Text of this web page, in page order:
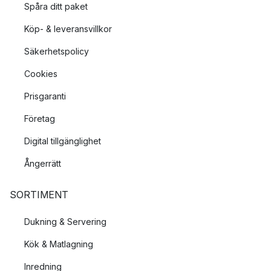
Spåra ditt paket
Köp- & leveransvillkor
Säkerhetspolicy
Cookies
Prisgaranti
Företag
Digital tillgänglighet
Ångerrätt
SORTIMENT
Dukning & Servering
Kök & Matlagning
Inredning